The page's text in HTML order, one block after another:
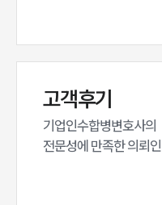
고객후기
기업인수합병변호사의
전문성에 만족한 의뢰인